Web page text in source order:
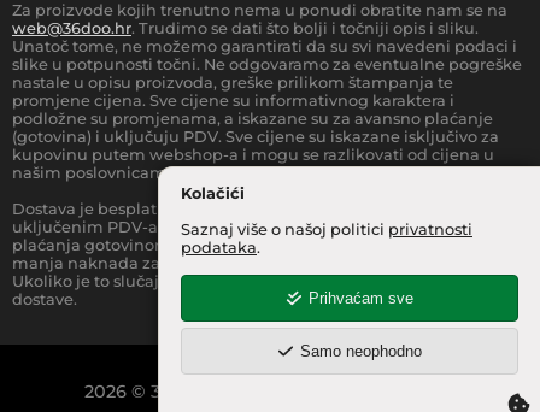
Kolačići
Saznaj više o našoj politici privatnosti
podataka.
Prihvaćam sve
Samo neophodno
Za proizvode kojih trenutno nema u ponudi obratite nam se na
web@36doo.hr. Trudimo se dati što bolji i točniji opis i sliku.
Unatoč tome, ne možemo garantirati da su svi navedeni podaci i
slike u potpunosti točni. Ne odgovaramo za eventualne pogreške
nastale u opisu proizvoda, greške prilikom štampanja te
promjene cijena. Sve cijene su informativnog karaktera i
podložne su promjenama, a iskazane su za avansno plaćanje
(gotovina) i uključuju PDV. Sve cijene su iskazane isključivo za
kupovinu putem webshop-a i mogu se razlikovati od cijena u
našim poslovnicama.
Dostava je besplatna za sve narudžbe iznad
uključenim PDV-a) za Zonu 1 (cijela RH, osim otoka).Prilikom
plaćanja gotovinom pri dostavi robe na kućnu adresu, moguća je
manja naknada za rad sa gotovinom na strani dostavne službe.
Ukoliko je to slučaj, to je jasno označeno pri samom iznosu
dostave.
2026© 36 INFO d.o.o.